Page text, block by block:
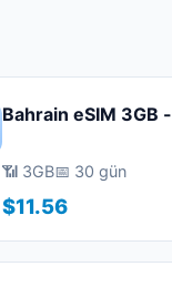
Bahrain eSIM 3GB
📶 3GB📅 30 gün
$11.56